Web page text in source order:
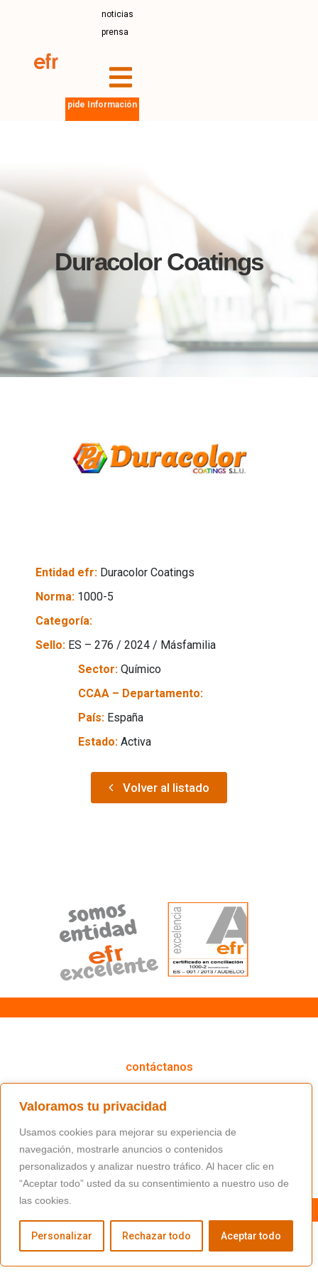
Valoramos tu privacidad
Usamos cookies para mejorar su experiencia de
navegación, mostrarle anuncios o contenidos
personalizados y analizar nuestro tráfico. Al hacer clic en
“Aceptar todo” usted da su consentimiento a nuestro uso de
las cookies.
Personalizar Rechazar todo Aceptar todo
noticias
prensa
pide Información
Duracolor Coatings
Entidad efr: Duracolor Coatings
Norma: 1000-5
Categoría:
Sello: ES – 276 / 2024 / Másfamilia
Sector: Químico
CCAA – Departamento:
País: España
Estado: Activa
Volver al listado
contáctanos
(+34) 91 766 98 56 / fundacion@masfamilia.org
síguenos en nuestras redes sociales